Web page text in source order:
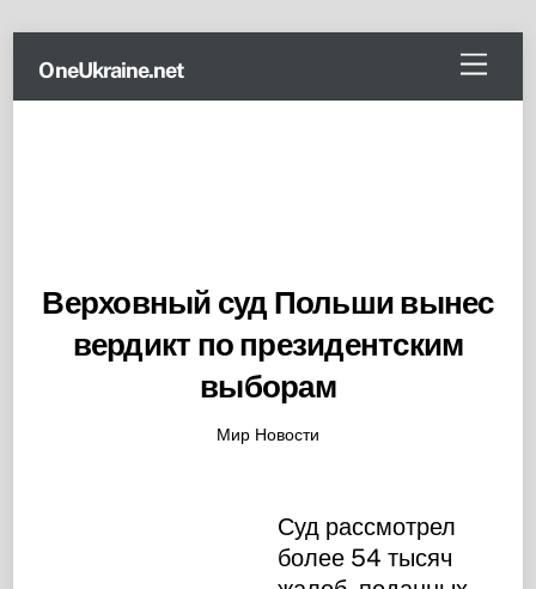
content
Menu
OneUkraine.net
Верховный суд Польши вынес
вердикт по президентским
выборам
Мир Новости
Суд рассмотрел
более 54 тысяч